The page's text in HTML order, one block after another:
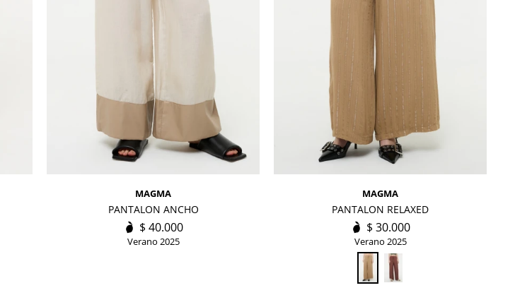
MAGMA
PANTALON ANCHO
$ 40.000
Verano 2025
MAGMA
PANTALON RELAXED
$ 30.000
Verano 2025